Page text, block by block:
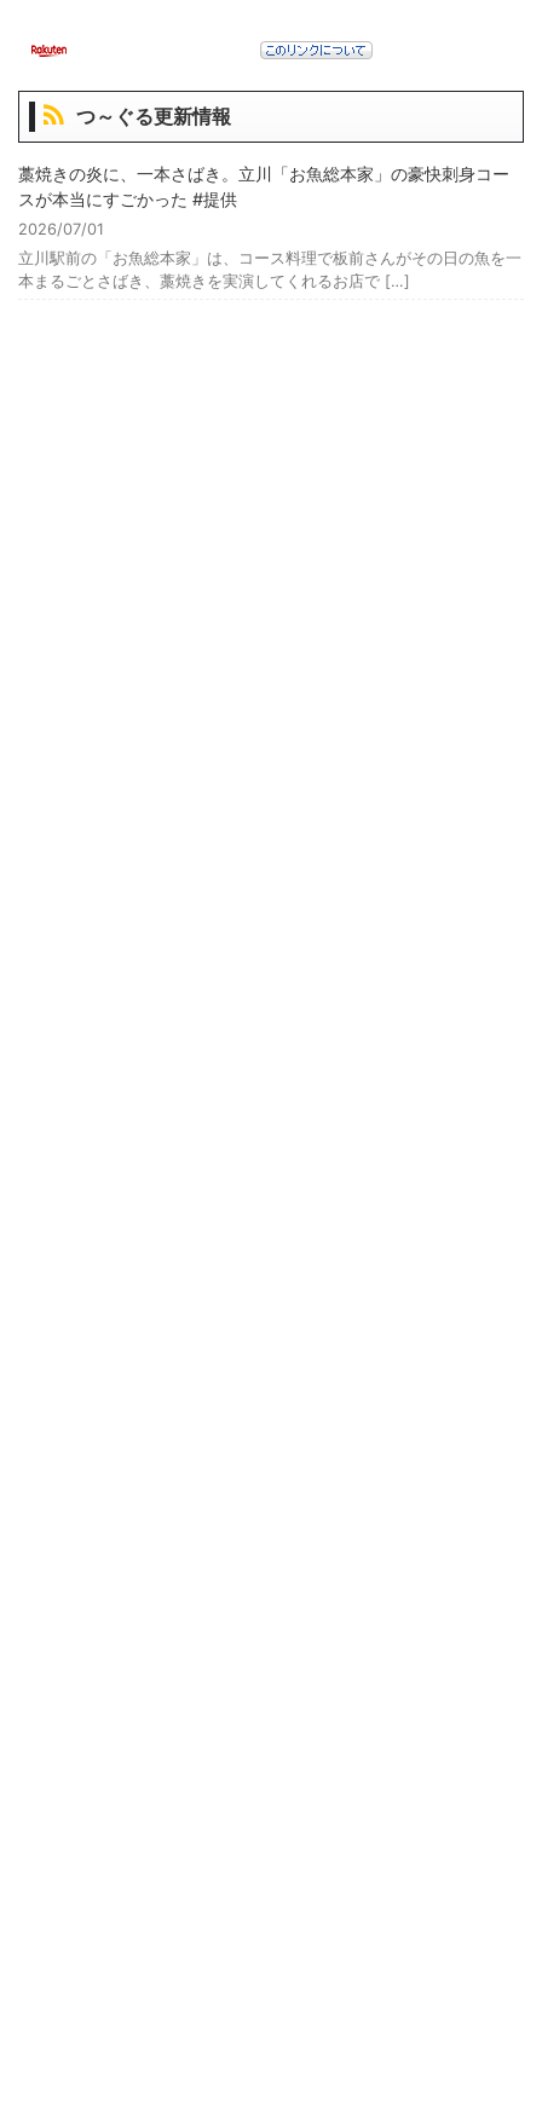
つ～ぐる更新情報
藁焼きの炎に、一本さばき。立川「お魚総本家」の豪快刺身コー
スが本当にすごかった #提供
2026/07/01
立川駅前の「お魚総本家」は、コース料理で板前さんがその日の魚を一
本まるごとさばき、藁焼きを実演してくれるお店で […]